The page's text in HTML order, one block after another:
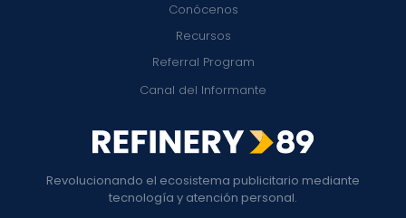
Revolucionando el ecosistema publicitario mediante
tecnología y atención personal.
Conócenos
Recursos
Referral Program
Canal del Informante